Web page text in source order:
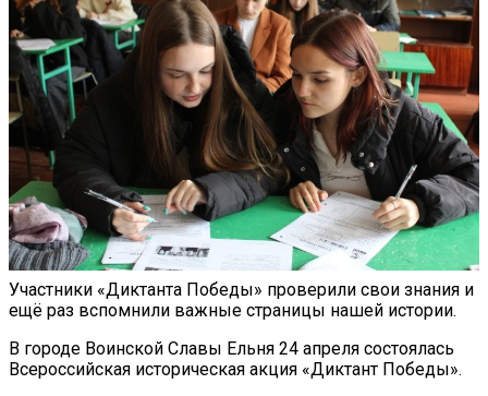
Участники «Диктанта Победы» проверили свои знания и
ещё раз вспомнили важные страницы нашей истории.
В городе Воинской Славы Ельня 24 апреля состоялась
Всероссийская историческая акция «Диктант Победы».